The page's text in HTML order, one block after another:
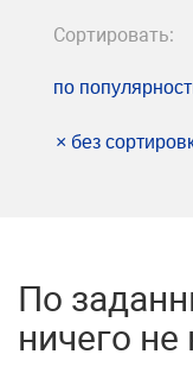
Сортировать:
по
× без
По
ничего